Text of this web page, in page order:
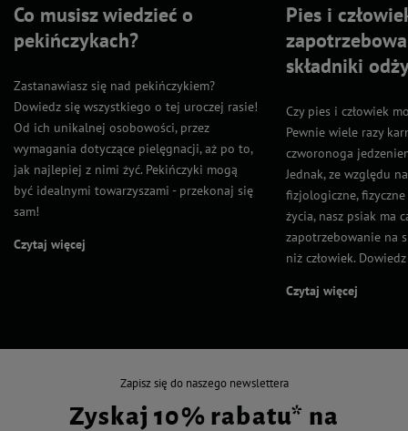
Co musisz wiedzieć o
pekińczykach?
Zastanawiasz się nad pekińczykiem?
Dowiedz się wszystkiego o tej uroczej rasie!
Od ich unikalnej osobowości, przez
wymagania dotyczące pielęgnacji, aż po to,
jak najlepiej z nimi żyć. Pekińczyki mogą
być idealnymi towarzyszami - przekonaj się
sam!
Czytaj więcej
Pies i
składniki
Czy pies i człowiek
Pewnie wiele razy
czworonoga
Jednak, ze względu
fizjologiczne,
życia, nasz psiak ma
zapotrzebowanie na
niż człowiek.
Czytaj więcej
Zapisz się do naszego newslettera
Zyskaj 10% rabatu* na